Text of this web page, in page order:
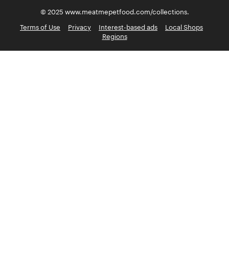
© 2025 www.meatmepetfood.com/collections.
Terms of Use
Privacy Interest-based ads
Local Shops
Regions